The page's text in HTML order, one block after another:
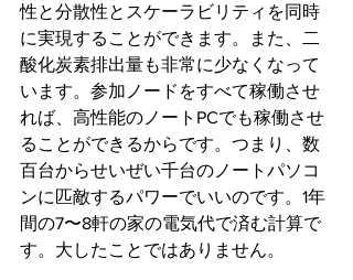
性と分散性とスケーラビリティを同時
に実現することができます。また、二
酸化炭素排出量も非常に少なくなって
います。参加ノードをすべて稼働させ
れば、高性能のノートPCでも稼働させ
ることができるからです。つまり、数
百台からせいぜい千台のノートパソコ
ンに匹敵するパワーでいいのです。1年
間の7〜8軒の家の電気代で済む計算で
す。大したことではありません。